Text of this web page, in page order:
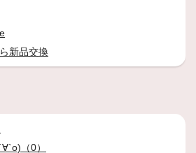
新品交換
（0）